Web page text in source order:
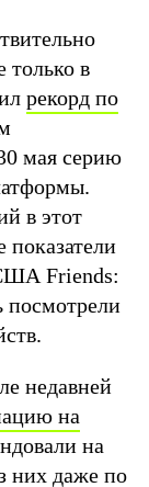
только в
рекорд по
мая серию
в этот
показатели
Friends:
посмотрели
недавней
на
на
них даже по